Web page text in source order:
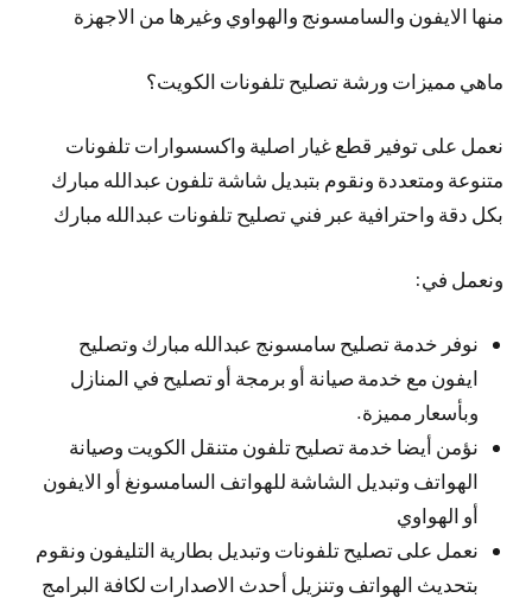
منها الايفون والسامسونج والهواوي وغيرها من الاجهزة
ماهي مميزات ورشة تصليح تلفونات الكويت؟
نعمل على توفير قطع غيار اصلية واكسسوارات تلفونات
متنوعة ومتعددة ونقوم بتبديل شاشة تلفون عبدالله مبارك
بكل دقة واحترافية عبر فني تصليح تلفونات عبدالله مبارك
ونعمل في:
نوفر خدمة تصليح سامسونج عبدالله مبارك وتصليح
ايفون مع خدمة صيانة أو برمجة أو تصليح في المنازل
وبأسعار مميزة.
نؤمن أيضا خدمة تصليح تلفون متنقل الكويت وصيانة
الهواتف وتبديل الشاشة للهواتف السامسونغ أو الايفون
أو الهواوي
نعمل على تصليح تلفونات وتبديل بطارية التليفون ونقوم
بتحديث الهواتف وتنزيل أحدث الاصدارات لكافة البرامج